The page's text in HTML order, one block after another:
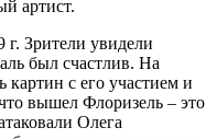
артист.
Зрители увидели
был счастлив. На
с его участием и
вышел Флоризель – это
Олега